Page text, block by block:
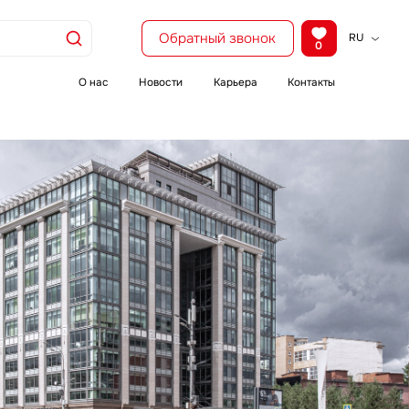
Обратный звонок 0
RU
О нас Новости Карьера Контакты